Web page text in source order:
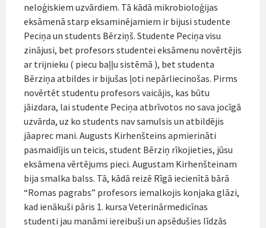
neloģiskiem uzvārdiem. Tā kādā mikrobioloģijas
eksāmenā starp eksaminējamiem ir bijusi studente
Peciņa un students Bērziņš. Studente Peciņa visu
zinājusi, bet profesors studentei eksāmenu novērtējis
ar trijnieku ( piecu baļļu sistēmā ), bet studenta
Bērziņa atbildes ir bijušas ļoti nepārliecinošas. Pirms
novērtēt studentu profesors vaicājis, kas būtu
jāizdara, lai studente Peciņa atbrīvotos no sava jocīgā
uzvārda, uz ko students nav samulsis un atbildējis
jāaprec mani. Augusts Kirhenšteins apmierināti
pasmaidījis un teicis, student Bērziņ rīkojieties, jūsu
eksāmena vērtējums pieci. Augustam Kirhenšteinam
bija smalka balss. Tā, kādā reizē Rīgā iecienītā bārā
“Romas pagrabs” profesors iemalkojis konjaka glāzi,
kad ienākuši pāris 1. kursa Veterinārmedicīnas
studenti jau manāmi iereibuši un apsēdušies līdzās